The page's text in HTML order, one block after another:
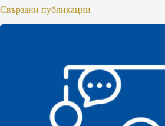
Свързани публикации